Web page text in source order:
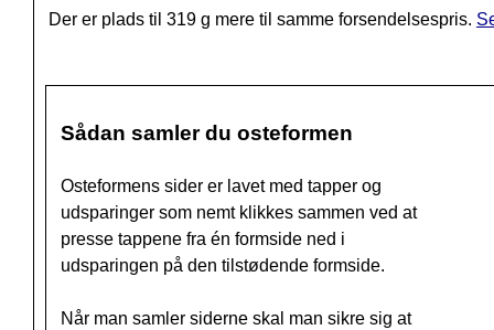
Der er plads til 319 g mere til samme forsendelsespris.
Sådan samler du osteformen
Osteformens sider er lavet med tapper og
udsparinger som nemt klikkes sammen ved at
presse tappene fra én formside ned i
udsparingen på den tilstødende formside.
Når man samler siderne skal man sikre sig at